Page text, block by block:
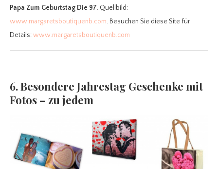
Papa Zum Geburtstag Die 97. Quellbild:
www.margaretsboutiquenb.com. Besuchen Sie diese Site für
Details:www.margaretsboutiquenb.com
6. Besondere Jahrestag Geschenke mit
Fotos – zu jedem